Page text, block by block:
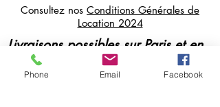
Consultez nos Conditions Générales de
Location 2024
Livraisons possibles sur Paris et en
Île de France
Paiements et cautions par CB, sur
Phone Email Facebook